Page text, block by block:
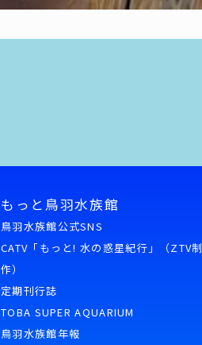
もっと鳥羽水族館
鳥羽水族館公式SNS
CATV「もっと! 水の惑星紀行」（ZTV制
作）
定期刊行誌
TOBA SUPER AQUARIUM
鳥羽水族館年報